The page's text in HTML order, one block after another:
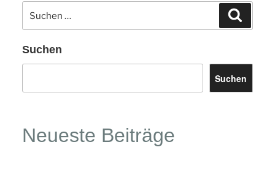
Suchen
Suchen
Neueste Beiträge